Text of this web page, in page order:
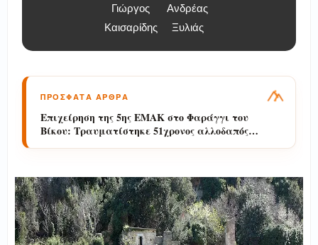
Γιώργος
Καισαρίδης
Ανδρέας
Ξυλιάς
ΠΡΟΣΦΑΤΑ ΑΡΘΡΑ
Όλυμπος: Ανεξέλεγκτη ασυδοσία στα νερά
του βουνού — Το ατύχημα στον Ορλιά και η